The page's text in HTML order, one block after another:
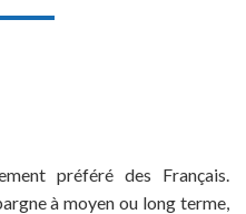
préféré des Français.
à moyen ou long terme,